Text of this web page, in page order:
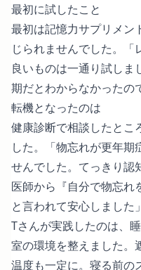
最初に試したこと
最初は記憶力サプリメン
じられませんでした。
良いものは一通り試しま
期だとわからなかったの
転機となったのは
健康診断で相談したとこ
した。「物忘れが更年期
せんでした。てっきり認
医師から『自分で物忘れ
と言われて安心しました」
Tさんが実践したのは、
室の環境を整えました。
温度も一定に。寝る前の